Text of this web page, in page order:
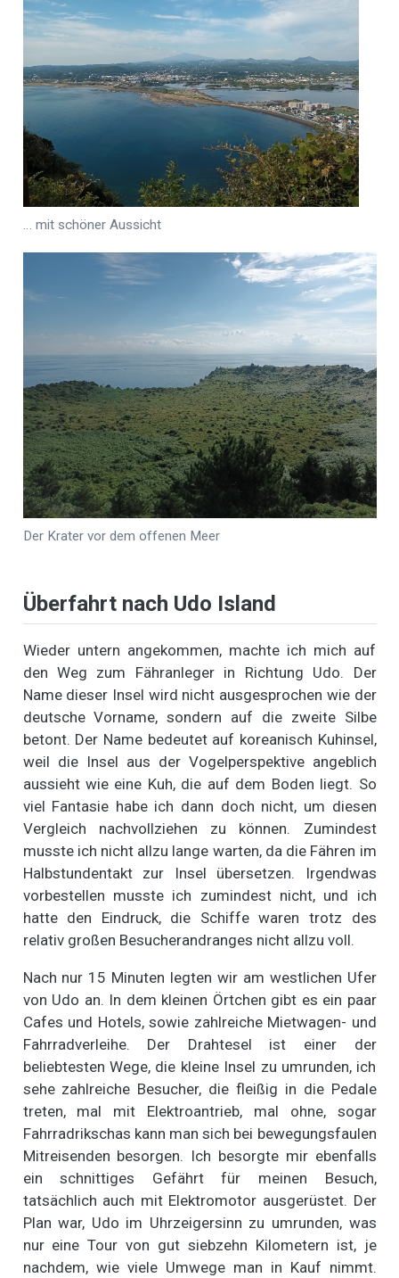
… mit schöner Aussicht
Der Krater vor dem offenen Meer
Überfahrt nach Udo Island
Wieder untern angekommen, machte ich mich auf
den Weg zum Fähranleger in Richtung Udo. Der
Name dieser Insel wird nicht ausgesprochen wie der
deutsche Vorname, sondern auf die zweite Silbe
betont. Der Name bedeutet auf koreanisch Kuhinsel,
weil die Insel aus der Vogelperspektive angeblich
aussieht wie eine Kuh, die auf dem Boden liegt. So
viel Fantasie habe ich dann doch nicht, um diesen
Vergleich nachvollziehen zu können. Zumindest
musste ich nicht allzu lange warten, da die Fähren im
Halbstundentakt zur Insel übersetzen. Irgendwas
vorbestellen musste ich zumindest nicht, und ich
hatte den Eindruck, die Schiffe waren trotz des
relativ großen Besucherandranges nicht allzu voll.
Nach nur 15 Minuten legten wir am westlichen Ufer
von Udo an. In dem kleinen Örtchen gibt es ein paar
Cafes und Hotels, sowie zahlreiche Mietwagen- und
Fahrradverleihe. Der Drahtesel ist einer der
beliebtesten Wege, die kleine Insel zu umrunden, ich
sehe zahlreiche Besucher, die fleißig in die Pedale
treten, mal mit Elektroantrieb, mal ohne, sogar
Fahrradrikschas kann man sich bei bewegungsfaulen
Mitreisenden besorgen. Ich besorgte mir ebenfalls
ein schnittiges Gefährt für meinen Besuch,
tatsächlich auch mit Elektromotor ausgerüstet. Der
Plan war, Udo im Uhrzeigersinn zu umrunden, was
nur eine Tour von gut siebzehn Kilometern ist, je
nachdem, wie viele Umwege man in Kauf nimmt.